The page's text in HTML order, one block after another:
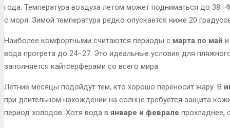
года. Температура воздуха летом может подниматься до
с моря. Зимой температура редко опускается ниже 20
Наиболее комфортными считаются периоды с марта по май
вода прогрета до 24–27. Это идеальные условия для
заполняется кайтсерферами со всего мира.
Летние месяцы подойдут тем, кто хорошо переносит жару. В
при длительном нахождении на солнце требуется защита
период холодов. Хотя вода в январе и феврале прохладнее,